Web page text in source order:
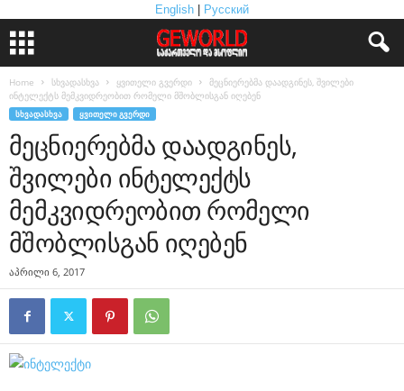
English Русский
Home სხვადასხვა ყვითელი გვერდი
მეცნიერებმა დაადგინეს, შვილები
ინტელექტს მემკვიდრეობით რომელი მშობლისგან იღებენ
ᲡᲮᲕᲐᲓᲐᲡᲮᲕᲐ ᲧᲕᲘᲗᲔᲚᲘ ᲒᲕᲔᲠᲓᲘ
მეცნიერებმა დაადგინეს,
შვილები ინტელექტს
მემკვიდრეობით რომელი
მშობლისგან იღებენ
აპრილი 6, 2017